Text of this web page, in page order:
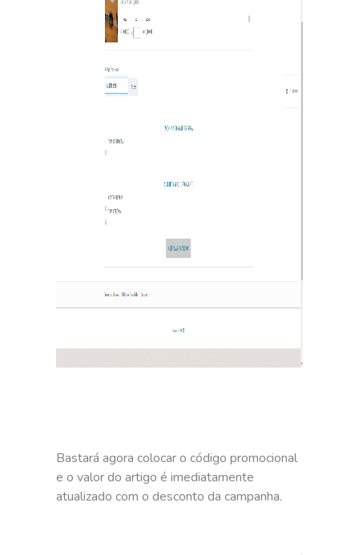
Bastará agora colocar o código promocional
e o valor do artigo é imediatamente
atualizado com o desconto da campanha.